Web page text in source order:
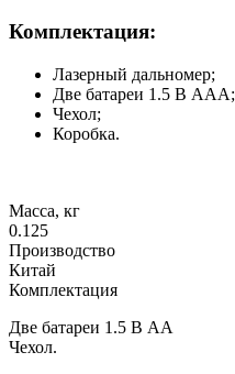
Комплектация:
Лазерный дальномер;
Две батареи 1.5 В AAА;
Чехол;
Коробка.
Масса, кг
0.125
Производство
Китай
Комплектация
Две батареи 1.5 В AA
Чехол.